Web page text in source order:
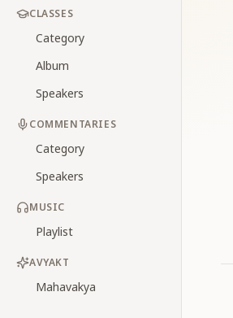
CLASSES
Category
Album
Speakers
COMMENTARIES
Category
Speakers
MUSIC
Playlist
AVYAKT
Mahavakya